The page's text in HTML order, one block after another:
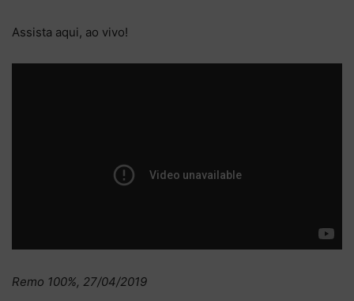
Assista aqui, ao vivo!
Remo 100%, 27/04/2019